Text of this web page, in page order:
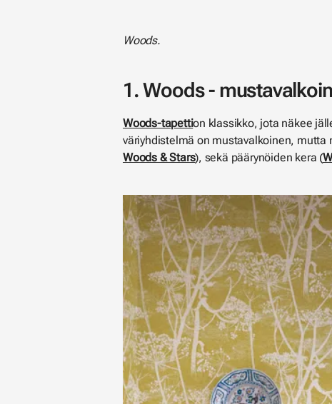
Woods.
1. Woods -
Woods-tapettion klassikko, jota näkee
väriyhdistelmä on mustavalkoinen, mutta
Woods & Stars), sekä päärynöiden kera (